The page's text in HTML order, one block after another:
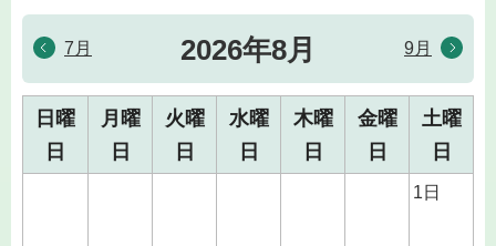
7月 9月
2026年8月
日曜
日
月曜
日
火曜
日
水曜
日
木曜
日
金曜
日
土曜
日
1日